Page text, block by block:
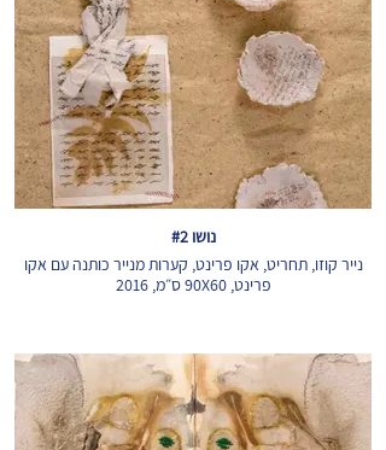
נושו #2
נייר קוזו, תחריט, אקו פרינט, קערות מנייר כותנה עם אקו
פרינט, 90X60 ס״מ, 2016